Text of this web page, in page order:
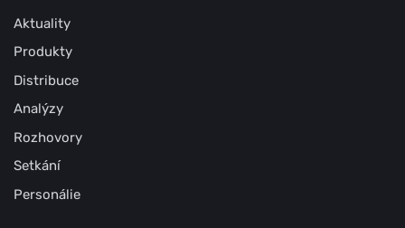
Aktuality
Produkty
Distribuce
Analýzy
Rozhovory
Setkání
Personálie